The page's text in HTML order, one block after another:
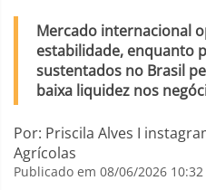
Mercado internacional
estabilidade, enquanto
sustentados no Brasil
baixa liquidez nos
Por: Priscila Alves I
Agrícolas
Publicado em 08/06/2026 10:32